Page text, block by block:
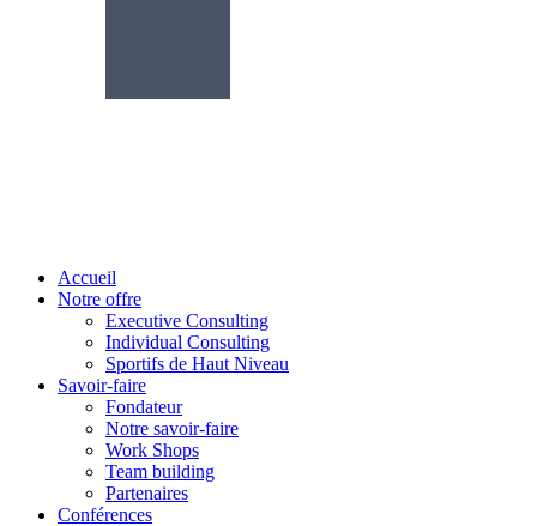
Accueil
Notre offre
Executive Consulting
Individual Consulting
Sportifs de Haut Niveau
Savoir-faire
Fondateur
Notre savoir-faire
Work Shops
Team building
Partenaires
Conférences